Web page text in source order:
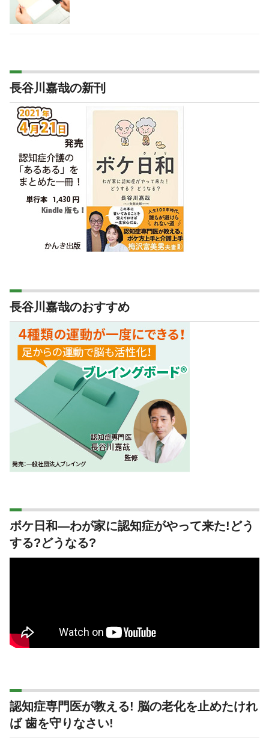
長谷川嘉哉の新刊
長谷川嘉哉のおすすめ
ボケ日和―わが家に認知症がやって来た!どう
する?どうなる?
認知症専門医が教える! 脳の老化を止めたけれ
ば 歯を守りなさい!